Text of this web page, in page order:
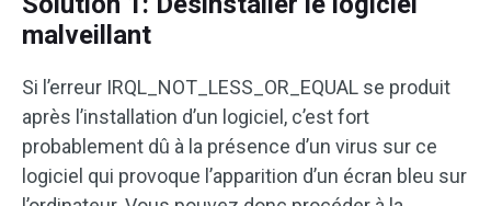
malveillant
Si l’erreur IRQL_NOT_LESS_OR_EQUAL se produit
après l’installation d’un logiciel, c’est fort
probablement dû à la présence d’un virus sur ce
logiciel qui provoque l’apparition d’un écran bleu sur